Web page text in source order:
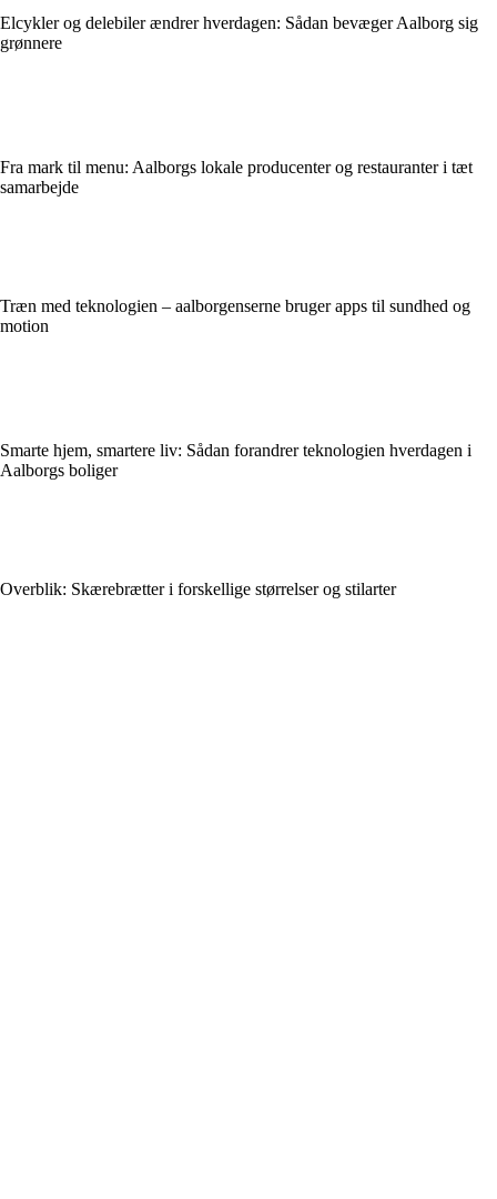
Elcykler og delebiler ændrer hverdagen: Sådan bevæger Aalborg sig
grønnere
Fra mark til menu: Aalborgs lokale producenter og restauranter i tæt
samarbejde
Træn med teknologien – aalborgenserne bruger apps til sundhed og
motion
Smarte hjem, smartere liv: Sådan forandrer teknologien hverdagen i
Aalborgs boliger
Overblik: Skærebrætter i forskellige størrelser og stilarter